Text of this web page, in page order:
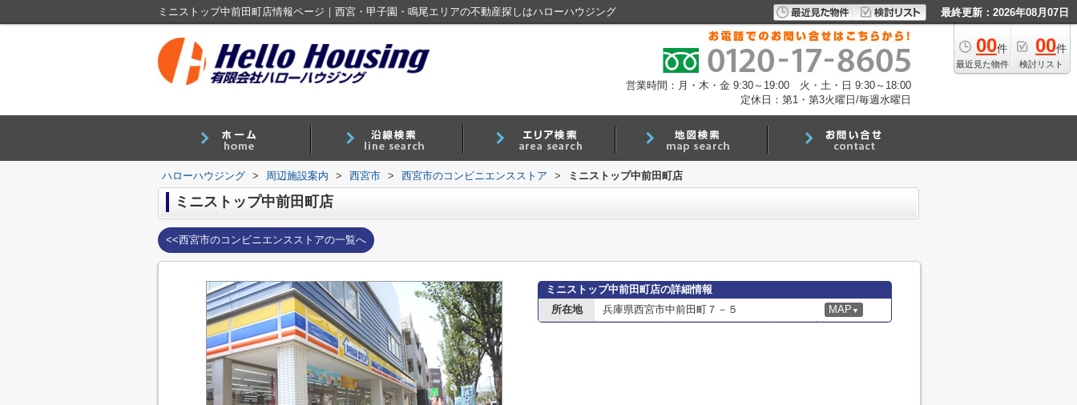
ミニストップ中前田町店情報ページ｜西宮・甲子園・鳴尾エリアの不動産探しはハローハウジング 最終更新：2026年08月07日
00件
最近見た物件
00件
検討リスト
営業時間：月・木・金 9:30～19:00 火・土・日 9:30～18:00
定休日：第1・第3火曜日/毎週水曜日
ハローハウジング > 周辺施設案内 > 西宮市 > 西宮市のコンビニエンスストア > ミニストップ中前田町店
ミニストップ中前田町店
<<西宮市のコンビニエンスストアの一覧へ
ミニストップ中前田町店の詳細情報
所在地
兵庫県西宮市中前田町７－５ MAP ▼